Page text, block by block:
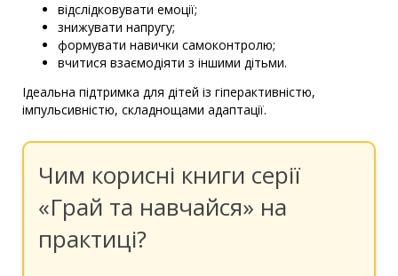
відслідковувати емоції;
знижувати напругу;
формувати навички самоконтролю;
вчитися взаємодіяти з іншими дітьми.
Ідеальна підтримка для дітей із гіперактивністю,
імпульсивністю, складнощами адаптації.
Чим корисні книги серії
«Грай та навчайся» на
практиці?